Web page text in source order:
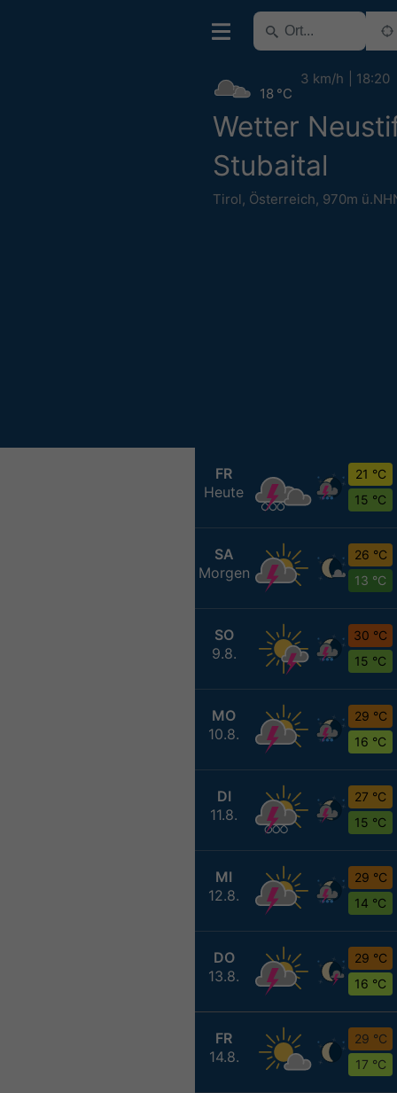
Wetter
Stubaital
Tirol, Österreich, 970m
18 °C
3 km/h 18:20
FR
Heute
21 °C
15 °C
SA
Morgen
26 °C
13 °C
SO
9.8.
30 °C
15 °C
MO
10.8.
29 °C
16 °C
DI
11.8.
27 °C
15 °C
MI
12.8.
29 °C
14 °C
DO
13.8.
29 °C
16 °C
FR
14.8.
29 °C
17 °C